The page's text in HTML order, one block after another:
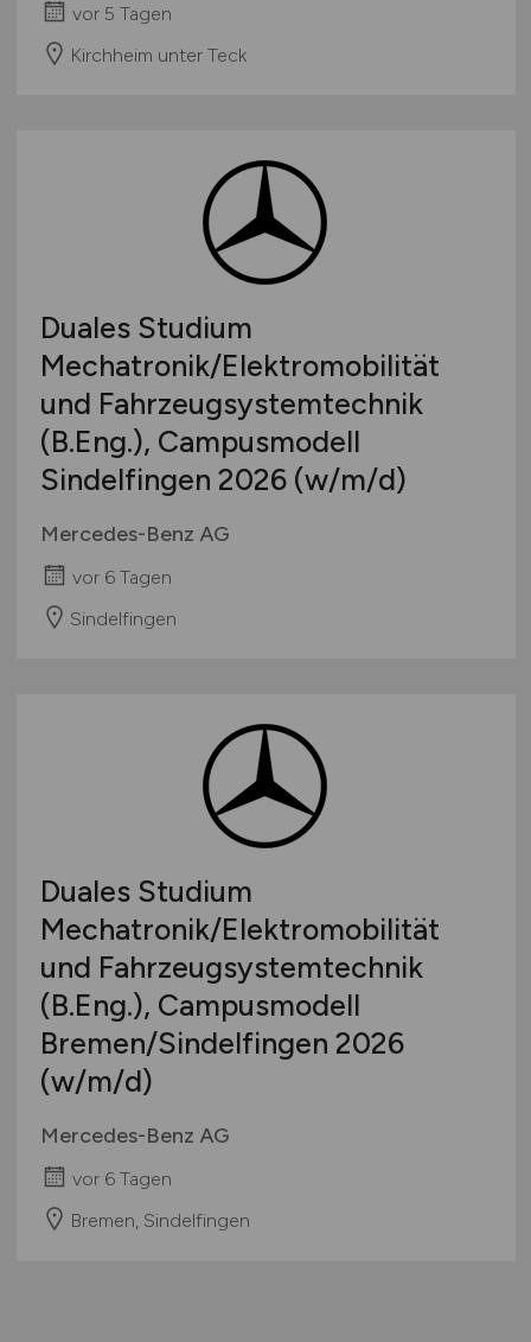
vor 5 Tagen
Kirchheim unter Teck
Duales Studium
Mechatronik/Elektromobilität
und Fahrzeugsystemtechnik
(B.Eng.), Campusmodell
Sindelfingen 2026 (w/m/d)
Mercedes-Benz AG
vor 6 Tagen
Sindelfingen
Duales Studium
Mechatronik/Elektromobilität
und Fahrzeugsystemtechnik
(B.Eng.), Campusmodell
Bremen/Sindelfingen 2026
(w/m/d)
Mercedes-Benz AG
vor 6 Tagen
Bremen, Sindelfingen